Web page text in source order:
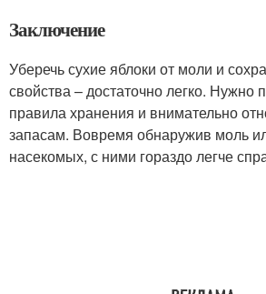
Заключение
Уберечь сухие яблоки от моли и
свойства – достаточно легко. Нужно
правила хранения и внимательно
запасам. Вовремя обнаружив моль
насекомых, с ними гораздо легче